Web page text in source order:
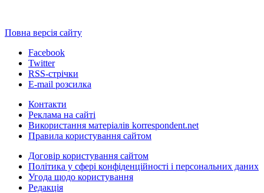
Повна версія сайту
Facebook
Twitter
RSS-стрічки
E-mail розсилка
Контакти
Реклама на сайті
Використання матеріалів korrespondent.net
Правила користування сайтом
Договір користування сайтом
Політика у сфері конфіденційності і персональних даних
Угода щодо користування
Редакція